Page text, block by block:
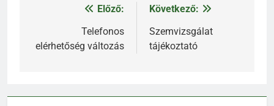
Bejegyzés
navigáció
Előző:
Telefonos
elérhetőség változás
Következő:
Szemvizsgálat
tájékoztató